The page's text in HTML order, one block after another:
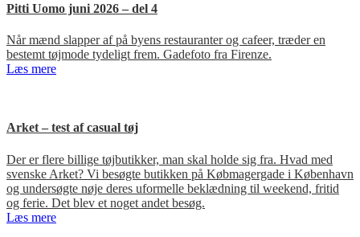
Pitti Uomo juni 2026 – del 4
Når mænd slapper af på byens restauranter og cafeer, træder en
bestemt tøjmode tydeligt frem. Gadefoto fra Firenze.
Læs mere
Arket – test af casual tøj
Der er flere billige tøjbutikker, man skal holde sig fra. Hvad med
svenske Arket? Vi besøgte butikken på Købmagergade i København
og undersøgte nøje deres uformelle beklædning til weekend, fritid
og ferie. Det blev et noget andet besøg.
Læs mere